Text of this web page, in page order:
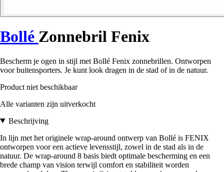
Bollé Zonnebril Fenix
Bescherm je ogen in stijl met Bollé Fenix zonnebrillen. Ontworpen
voor buitensporters. Je kunt look dragen in de stad of in de natuur.
Product niet beschikbaar
Alle varianten zijn uitverkocht
Beschrijving
In lijn met het originele wrap-around ontwerp van Bollé is FENIX
ontworpen voor een actieve levensstijl, zowel in de stad als in de
natuur. De wrap-around 8 basis biedt optimale bescherming en een
brede champ van vision terwijl comfort en stabiliteit worden